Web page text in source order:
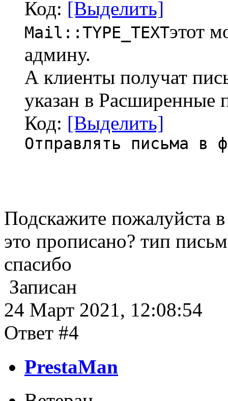
Код: [Выделить]
Mail::TYPE_TEXTэтот
админу.
А клиенты получат
указан в Расширенные
Код: [Выделить]
Отправлять письма в
Подскажите пожалуйста
это прописано? тип
спасибо
Записан
24 Март 2021, 12:08:54
Ответ #4
PrestaMan